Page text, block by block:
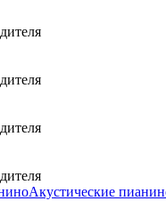
Акустические